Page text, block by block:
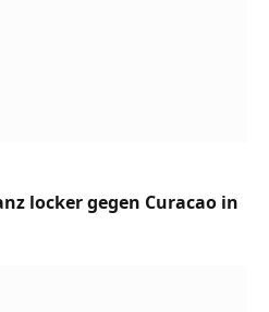
locker gegen Curacao in